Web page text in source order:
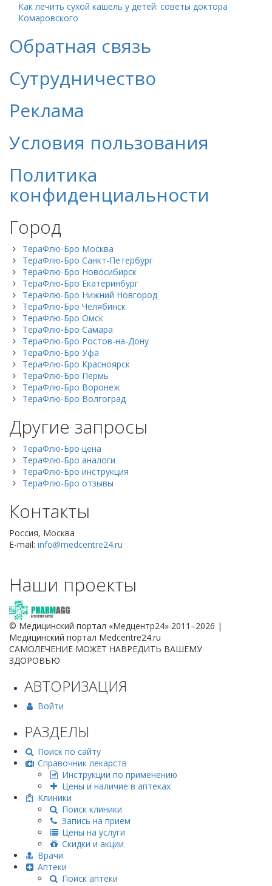
Как лечить сухой кашель у детей: советы доктора
Комаровского
Обратная связь
Сутрудничество
Реклама
Условия пользования
Политика
конфиденциальности
Город
ТераФлю-Бро Москва
ТераФлю-Бро Санкт-Петербург
ТераФлю-Бро Новосибирск
ТераФлю-Бро Екатеринбург
ТераФлю-Бро Нижний Новгород
ТераФлю-Бро Челябинск
ТераФлю-Бро Омск
ТераФлю-Бро Самара
ТераФлю-Бро Ростов-на-Дону
ТераФлю-Бро Уфа
ТераФлю-Бро Красноярск
ТераФлю-Бро Пермь
ТераФлю-Бро Воронеж
ТераФлю-Бро Волгоград
Другие запросы
ТераФлю-Бро цена
ТераФлю-Бро аналоги
ТераФлю-Бро инструкция
ТераФлю-Бро отзывы
Контакты
Россия, Москва
E-mail: info@medcentre24.ru
Наши проекты
© Медицинский портал «Медцентр24» 2011–2026 |
Медицинский портал Medcentre24.ru
САМОЛЕЧЕНИЕ МОЖЕТ НАВРЕДИТЬ ВАШЕМУ
ЗДОРОВЬЮ
АВТОРИЗАЦИЯ
Войти
РАЗДЕЛЫ
Поиск по сайту
Справочник лекарств
Инструкции по применению
Цены и наличие в аптеках
Клиники
Поиск клиники
Запись на прием
Цены на услуги
Скидки и акции
Врачи
Аптеки
Поиск аптеки